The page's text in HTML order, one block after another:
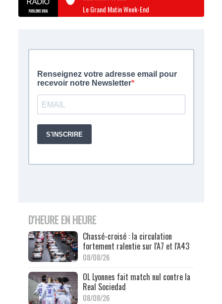
Le Grand Matin Week-End
D'HEURE EN HEURE
Chassé-croisé : la circulation
fortement ralentie sur l'A7 et l'A43
08/08/26
OL Lyonnes fait match nul contre la
Real Sociedad
08/08/26